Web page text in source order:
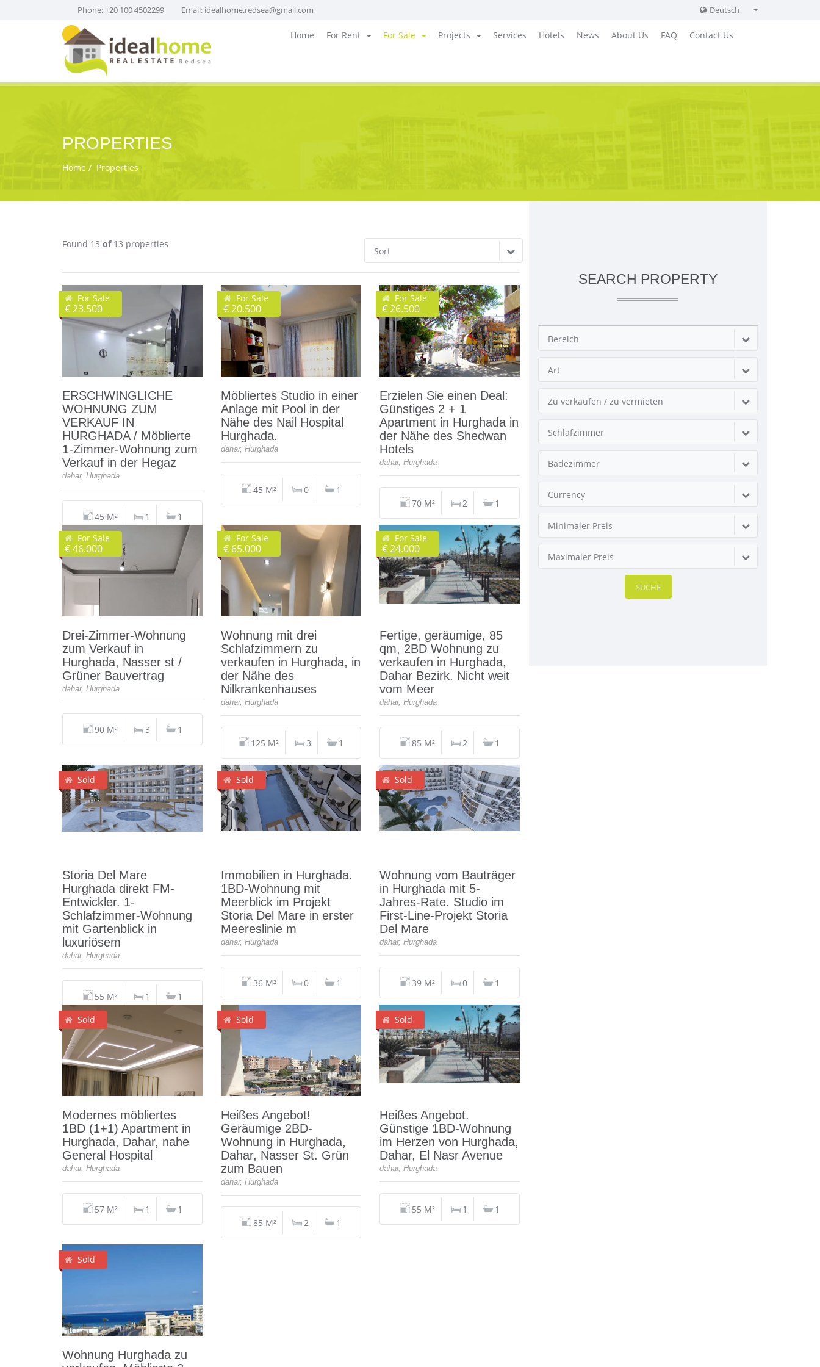
Phone: +20 100 4502299 Email: idealhome.redsea@gmail.com
Deutsch
English
Home For Rent For Sale Projects Services Hotels News About Us FAQ Contact Us
PROPERTIES
Home Properties
Found 13 of13 properties
Sort
For Sale
€ 23.500
ERSCHWINGLICHE
WOHNUNG ZUM
VERKAUF IN
HURGHADA / Möblierte
1-Zimmer-Wohnung zum
Verkauf in der Hegaz
dahar, Hurghada
45 M² 1 1
For Sale
€ 20.500
Möbliertes Studio in einer
Anlage mit Pool in der
Nähe des Nail Hospital
Hurghada.
dahar, Hurghada
45 M² 0 1
For Sale
€ 26.500
Erzielen Sie einen Deal:
Günstiges 2 + 1
Apartment in Hurghada in
der Nähe des Shedwan
Hotels
dahar, Hurghada
70 M² 2 1
For Sale
€ 46.000
Drei-Zimmer-Wohnung
zum Verkauf in
Hurghada, Nasser st /
Grüner Bauvertrag
dahar, Hurghada
90 M² 3 1
For Sale
€ 65.000
Wohnung mit drei
Schlafzimmern zu
verkaufen in Hurghada, in
der Nähe des
Nilkrankenhauses
dahar, Hurghada
125 M² 3 1
For Sale
€ 24.000
Fertige, geräumige, 85
qm, 2BD Wohnung zu
verkaufen in Hurghada,
Dahar Bezirk. Nicht weit
vom Meer
dahar, Hurghada
85 M² 2 1
Sold
Storia Del Mare
Hurghada direkt FM-
Entwickler. 1-
Schlafzimmer-Wohnung
mit Gartenblick in
luxuriösem
dahar, Hurghada
55 M² 1 1
Sold
Immobilien in Hurghada.
1BD-Wohnung mit
Meerblick im Projekt
Storia Del Mare in erster
Meereslinie m
dahar, Hurghada
36 M² 0 1
Sold
Wohnung vom Bauträger
in Hurghada mit 5-
Jahres-Rate. Studio im
First-Line-Projekt Storia
Del Mare
dahar, Hurghada
39 M² 0 1
Sold
Modernes möbliertes
1BD (1+1) Apartment in
Hurghada, Dahar, nahe
General Hospital
dahar, Hurghada
57 M² 1 1
Sold
Heißes Angebot!
Geräumige 2BD-
Wohnung in Hurghada,
Dahar, Nasser St. Grün
zum Bauen
dahar, Hurghada
85 M² 2 1
Sold
Heißes Angebot.
Günstige 1BD-Wohnung
im Herzen von Hurghada,
Dahar, El Nasr Avenue
dahar, Hurghada
55 M² 1 1
Sold
Wohnung Hurghada zu
SEARCH PROPERTY
Bereich
Art
Zu verkaufen / zu vermieten
Schlafzimmer
Badezimmer
Currency
Minimaler Preis
Maximaler Preis
SUCHE